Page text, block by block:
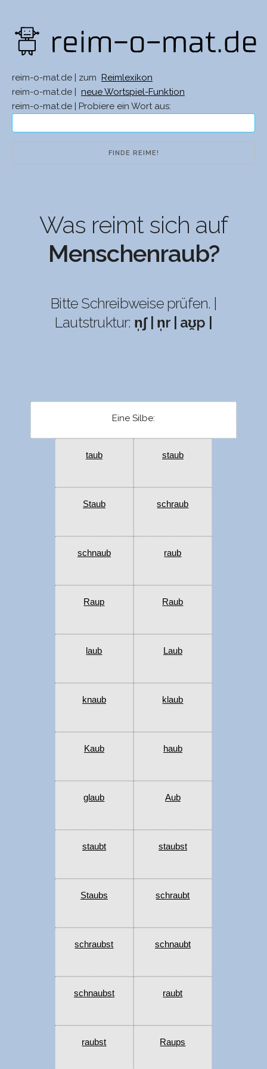
reim-o-mat.de | zum
Reimlexikon
reim-o-mat.de |
neue Wortspiel-Funktion
reim-o-mat.de | Probiere ein Wort aus:
Was reimt sich auf
Menschenraub?
Bitte Schreibweise prüfen. |
Lautstruktur: n̩ʃ | n̩r | aʊ̯p |
Eine Silbe:
taub staub
Staub schraub
schnaub raub
Raup Raub
laub Laub
knaub klaub
Kaub haub
glaub Aub
staubt staubst
Staubs schraubt
schraubst schnaubt
schnaubst raubt
raubst Raups